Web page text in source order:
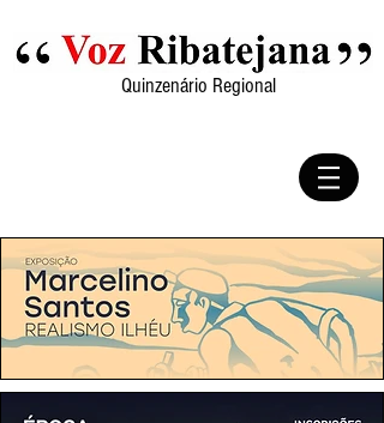
Quinzenário Regional